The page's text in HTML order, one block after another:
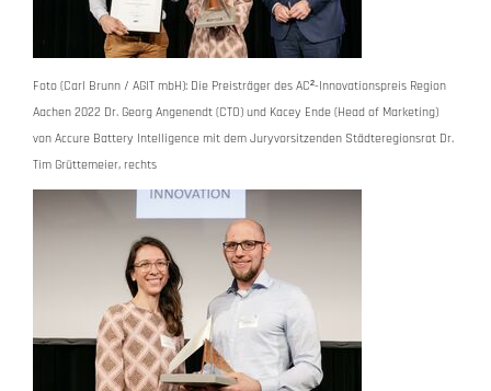
Foto (Carl Brunn / AGIT mbH): Die Preisträger des AC²-Innovationspreis Region
Aachen 2022 Dr. Georg Angenendt (CTO) und Kacey Ende (Head of Marketing)
von Accure Battery Intelligence mit dem Juryvorsitzenden Städteregionsrat Dr.
Tim Grüttemeier, rechts